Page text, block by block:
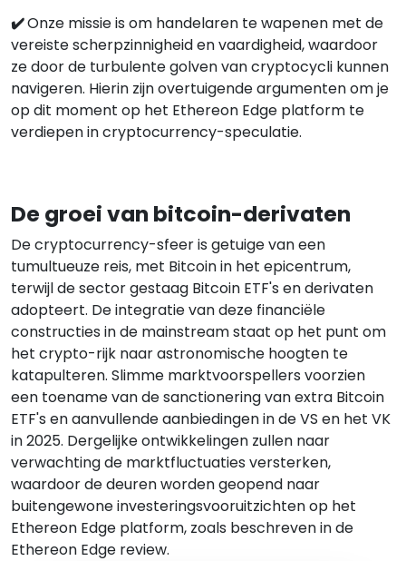
✔️Onze missie is om handelaren te wapenen met de
vereiste scherpzinnigheid en vaardigheid, waardoor
ze door de turbulente golven van cryptocycli kunnen
navigeren. Hierin zijn overtuigende argumenten om je
op dit moment op het Ethereon Edge platform te
verdiepen in cryptocurrency-speculatie.
De groei van bitcoin-derivaten
De cryptocurrency-sfeer is getuige van een
tumultueuze reis, met Bitcoin in het epicentrum,
terwijl de sector gestaag Bitcoin ETF's en derivaten
adopteert. De integratie van deze financiële
constructies in de mainstream staat op het punt om
het crypto-rijk naar astronomische hoogten te
katapulteren. Slimme marktvoorspellers voorzien
een toename van de sanctionering van extra Bitcoin
ETF's en aanvullende aanbiedingen in de VS en het VK
in 2025. Dergelijke ontwikkelingen zullen naar
verwachting de marktfluctuaties versterken,
waardoor de deuren worden geopend naar
buitengewone investeringsvooruitzichten op het
Ethereon Edge platform, zoals beschreven in de
Ethereon Edge review.